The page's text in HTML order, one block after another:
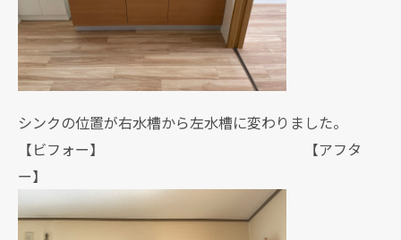
シンクの位置が右水槽から左水槽に変わりました。
【ビフォー】 【アフタ
ー】